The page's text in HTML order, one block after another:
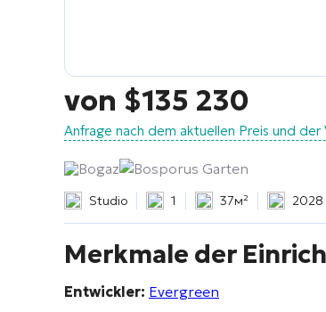
von $135 230
Anfrage nach dem aktuellen Preis und
Bogaz Bosporus Garten
Studio 1 37м² 2028
Merkmale der
Entwickler: Evergreen